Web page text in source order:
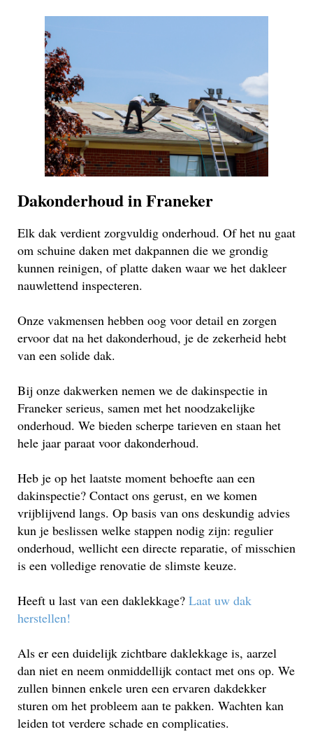
Dakonderhoud in Franeker
Elk dak verdient zorgvuldig onderhoud. Of het nu gaat
om schuine daken met dakpannen die we grondig
kunnen reinigen, of platte daken waar we het dakleer
nauwlettend inspecteren.
Onze vakmensen hebben oog voor detail en zorgen
ervoor dat na het dakonderhoud, je de zekerheid hebt
van een solide dak.
Bij onze dakwerken nemen we de dakinspectie in
Franeker serieus, samen met het noodzakelijke
onderhoud. We bieden scherpe tarieven en staan het
hele jaar paraat voor dakonderhoud.
Heb je op het laatste moment behoefte aan een
dakinspectie? Contact ons gerust, en we komen
vrijblijvend langs. Op basis van ons deskundig advies
kun je beslissen welke stappen nodig zijn: regulier
onderhoud, wellicht een directe reparatie, of misschien
is een volledige renovatie de slimste keuze.
Heeft u last van een daklekkage? Laat uw dak
herstellen!
Als er een duidelijk zichtbare daklekkage is, aarzel
dan niet en neem onmiddellijk contact met ons op. We
zullen binnen enkele uren een ervaren dakdekker
sturen om het probleem aan te pakken. Wachten kan
leiden tot verdere schade en complicaties.